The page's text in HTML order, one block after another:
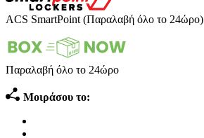
ACS SmartPoint (Παραλαβή όλο το 24ώρο)
Παραλαβή όλο το 24ώρο
Μοιράσου το: